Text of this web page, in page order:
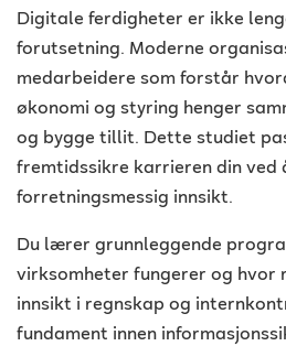
Digitale ferdigheter er ikke
forutsetning. Moderne
medarbeidere som forstår
økonomi og styring henger
og bygge tillit. Dette studiet
fremtidssikre karrieren din ved
forretningsmessig innsikt.
Du lærer grunnleggende
virksomheter fungerer og hvor
innsikt i regnskap og
fundament innen